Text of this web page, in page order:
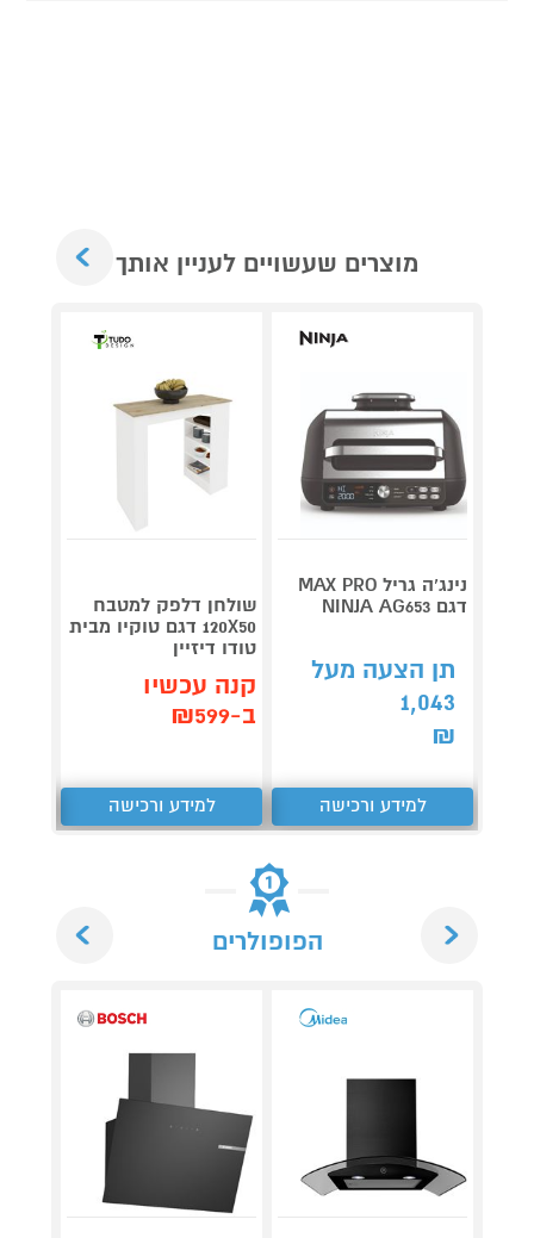
מוצרים שעשויים לעניין אותך
נינג’ה גריל MAX PRO
דגם NINJA AG653
תן הצעה מעל
1,043
₪
למידע ורכישה
שולחן דלפק למטבח
120X50 דגם טוקיו מבית
טודו דיזיין
קנה עכשיו
ב-₪599
למידע ורכישה
הפופולרים